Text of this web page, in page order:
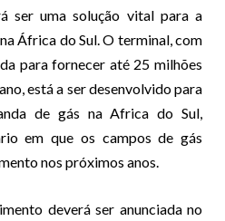
ser uma solução vital para a
África do Sul. O terminal, com
para fornecer até 25 milhões
está a ser desenvolvido para
de gás na Africa do Sul,
em que os campos de gás
nos próximos anos.
deverá ser anunciada no